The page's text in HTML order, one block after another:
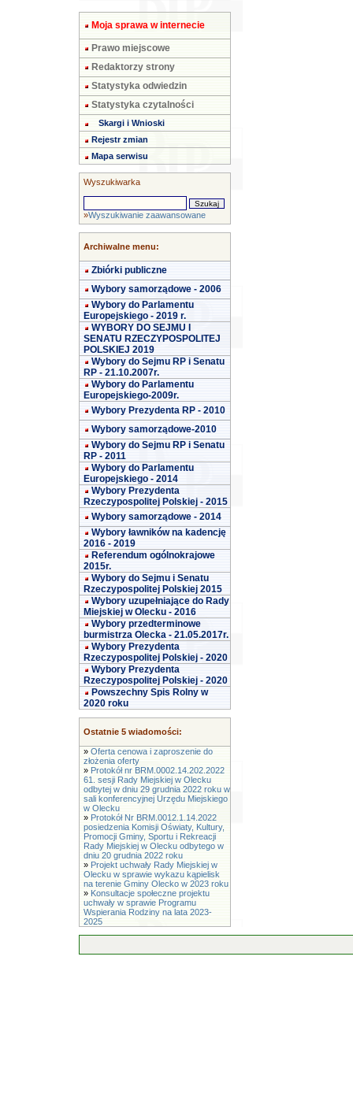
Moja sprawa w internecie
Prawo miejscowe
Redaktorzy strony
Statystyka odwiedzin
Statystyka czytalności
Skargi i Wnioski
Rejestr zmian
Mapa serwisu
Wyszukiwarka
»Wyszukiwanie zaawansowane
Archiwalne menu:
Zbiórki publiczne
Wybory samorządowe - 2006
Wybory do Parlamentu
Europejskiego - 2019 r.
WYBORY DO SEJMU I
SENATU RZECZYPOSPOLITEJ
POLSKIEJ 2019
Wybory do Sejmu RP i Senatu
RP - 21.10.2007r.
Wybory do Parlamentu
Europejskiego-2009r.
Wybory Prezydenta RP - 2010
Wybory samorządowe-2010
Wybory do Sejmu RP i Senatu
RP - 2011
Wybory do Parlamentu
Europejskiego - 2014
Wybory Prezydenta
Rzeczypospolitej Polskiej - 2015
Wybory samorządowe - 2014
Wybory ławników na kadencję
2016 - 2019
Referendum ogólnokrajowe
2015r.
Wybory do Sejmu i Senatu
Rzeczypospolitej Polskiej 2015
Wybory uzupełniające do Rady
Miejskiej w Olecku - 2016
Wybory przedterminowe
burmistrza Olecka - 21.05.2017r.
Wybory Prezydenta
Rzeczypospolitej Polskiej - 2020
Wybory Prezydenta
Rzeczypospolitej Polskiej - 2020
Powszechny Spis Rolny w
2020 roku
Ostatnie 5 wiadomości:
» Oferta cenowa i zaproszenie do
złożenia oferty
» Protokół nr BRM.0002.14.202.2022
61. sesji Rady Miejskiej w Olecku
odbytej w dniu 29 grudnia 2022 roku w
sali konferencyjnej Urzędu Miejskiego
w Olecku
» Protokół Nr BRM.0012.1.14.2022
posiedzenia Komisji Oświaty, Kultury,
Promocji Gminy, Sportu i Rekreacji
Rady Miejskiej w Olecku odbytego w
dniu 20 grudnia 2022 roku
» Projekt uchwały Rady Miejskiej w
Olecku w sprawie wykazu kąpielisk
na terenie Gminy Olecko w 2023 roku
» Konsultacje społeczne projektu
uchwały w sprawie Programu
Wspierania Rodziny na lata 2023-
2025